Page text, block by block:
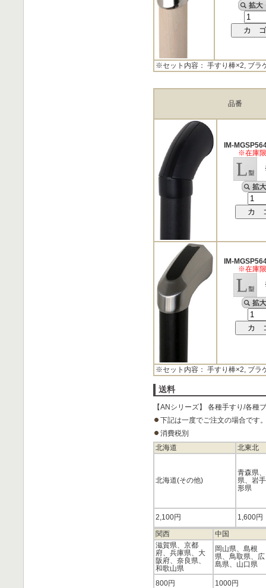
※セット内容： 手すり棒×2, ブラ
品番
IM-
※在庫
IM-
※在庫
※セット内容： 手すり棒×2, ブラ
送料
【ANシリーズ】 各種手すり/各種
下記は一度でご注文の場合です
消費税別
北海道
北東北
北海道(その他)
青森県
県、岩
形県
2,100円
1,600円
関西
中国
滋賀県、京都
府、兵庫県、大
阪府、奈良県、
和歌山県
岡山県、島根
県、鳥取県、広
島県、山口県
800円 1000円